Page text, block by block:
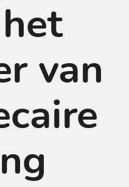
van